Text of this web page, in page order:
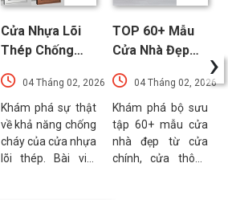
Cửa Nhựa Lõi
Thép Chống
Cháy: Cấu Tạo
Và Các Tiêu
Chuẩn An Toàn
PCCC Mới Nhất
04 Tháng 02, 2026
Khám phá sự thật
về khả năng chống
cháy của cửa nhựa
lõi thép. Bài viết
TOP 60+ Mẫu
Cửa Nhà Đẹp
Hiện Đại, Sang
Trọng Xu
Hướng Mới Nhất
04 Tháng 02, 2026
Khám phá bộ sưu
tập 60+ mẫu cửa
nhà đẹp từ cửa
chính, cửa thông
›